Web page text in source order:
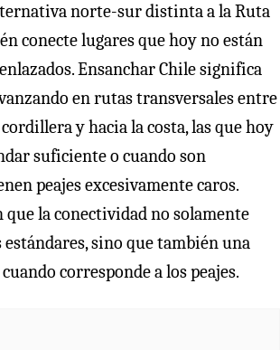
norte-sur distinta a la Ruta
conecte lugares que hoy no están
Ensanchar Chile significa
en rutas transversales entre
y hacia la costa, las que hoy
suficiente o cuando son
peajes excesivamente caros.
la conectividad no solamente
sino que también una
corresponde a los peajes.